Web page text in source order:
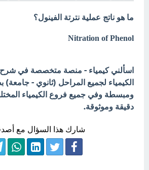
ما هو ناتج عملية نترتة الفينول؟
Nitration of Phenol
اسألني كيمياء - منصة متخصصة في
الكيمياء لجميع المراحل (ثانوي - جامعة)
ومبسطة وفي جميع فروع الكيمياء
دقيقة وموثوقة.
شارك هذا السؤال مع